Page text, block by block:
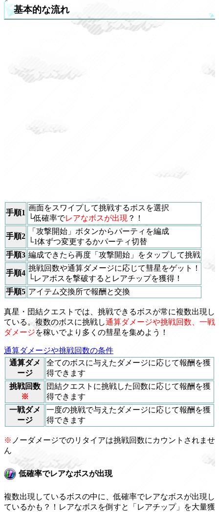
基本的な流れ
手順1
画面をスワイプして挑戦するボスを選択
└低確率でレアなボスが出現 ？！
手順2
「攻撃開始」ボタンからパーティを編成
└1体ずつ変更するかパーティ切替
手順3 編成できたら再度「攻撃開始」をタップして挑戦
手順4
挑戦回数や通算ダメージに応じて彗星をゲット！
└レアボスを撃破するとレアチップを獲得！
手順5 アイテム交換所で報酬と交換
真星・団結クエストでは、挑戦できるボスが常に複数出現し
ている。複数のボスに挑戦し通算ダメージや挑戦回数、一戦
ダメージを稼いでより多くの彗星を集めよう！
通算ダメージや挑戦回数の条件
通算ダメ
ージ
全てのボスに与えたダメージに応じて報酬を獲
得できます
挑戦回数
※
団結クエストに挑戦した回数に応じて報酬を獲
得できます
一戦ダメ
ージ
一度の挑戦で与えたダメージに応じて報酬を獲
得できます
※ ノーダメージでのリタイアは挑戦回数にカウントされませ
ん
低確率でレアなボスが出現
複数出現しているボスの中に、低確率でレアなボスが出現し
ているかも？！レアなボスを倒すと「レアチップ」を大量獲